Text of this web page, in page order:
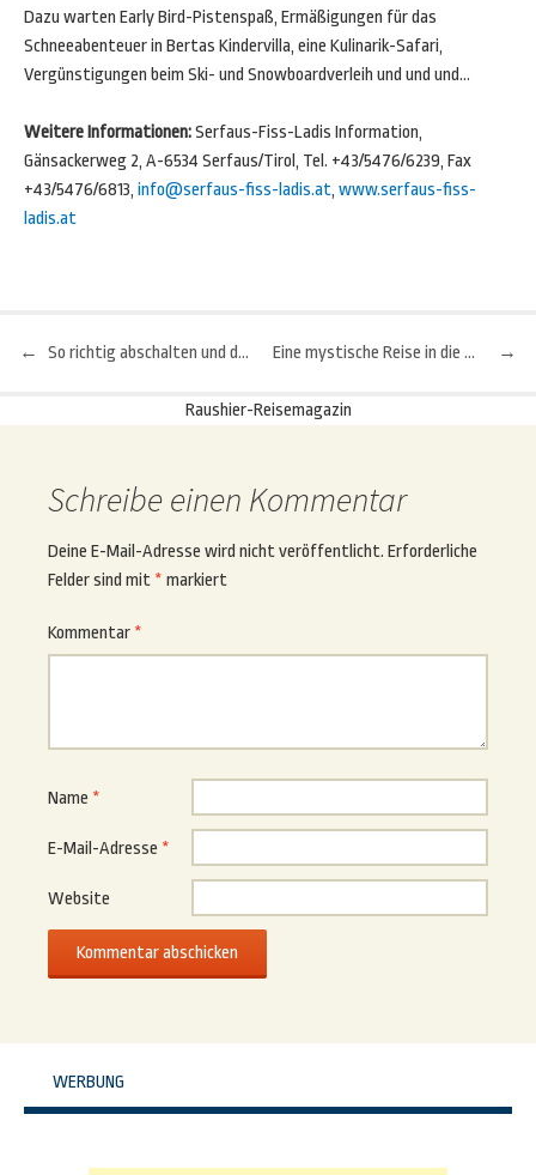
Dazu warten Early Bird-Pistenspaß, Ermäßigungen für das
Schneeabenteuer in Bertas Kindervilla, eine Kulinarik-Safari,
Vergünstigungen beim Ski- und Snowboardverleih und und und…
Weitere Informationen:Serfaus-Fiss-Ladis Information,
Gänsackerweg 2, A-6534 Serfaus/Tirol, Tel. +43/5476/6239, Fax
+43/5476/6813, info@serfaus-fiss-ladis.at, www.serfaus-fiss-
ladis.at
Beitragsnavigation
← So richtig abschalten und dem Alltag den Rücken kehren →
Eine mystische Reise in die Katakomben von Paris
Raushier-Reisemagazin
Schreibe einen Kommentar
Deine E-Mail-Adresse wird nicht veröffentlicht. Erforderliche
Felder sind mit * markiert
Kommentar *
Name *
E-Mail-Adresse *
Website
WERBUNG